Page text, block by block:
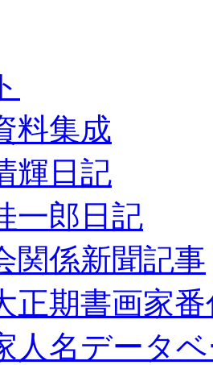
料集成
輝日記
一郎日記
関係新聞記事
正期書画家
人名データ